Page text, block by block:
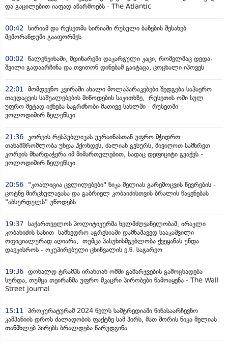
და გაცილებით იაფად აწარმოებს - The Atlantic
00:42
სირიამ და რუსეთმა სირიაში რუსული ბაზების შესახებ
მემორანდუმი გააფორმეს
00:02
წალენჯიხაში, მდინარეში დაკარგული კაცი, რომელმაც დედა-
შვილი გადაარჩინა და თვითონ დინებამ გაიტაცა, ცოცხალი იპოვეს
22:01
მომდევნო კვირაში ახალი მოლაპარაკებები შედგება საჰაერო
თავდაცვის საშუალებების მიწოდების საკითხზე, რუსეთის ომი სულ
უფრო მეტად იქნება საგრძნობი მათივე სახლში - რუსეთში -
ვოლოდიმირ ზელენსკი
21:36
კორეის რესპუბლიკას უკრაინასთან უფრო მჭიდრო
თანამშრომლობა უნდა ჰქონდეს, ძალიან გვსურს, მივიღოთ სამხრეთ
კორეის მხარდაჭერა იმ მიმართულებით, სადაც დეფიციტი გვაქვს -
ვოლოდიმირ ზელენსკი
20:56
"კოალიცია ცვლილებები" ნიკა მელიას გარემოცვის წევრების -
ცოტნე მირცხულავასა და გაბრიელ კობაიძისთვის ბრალის წაყენებას
"აბსურდულს" უწოდებს
19:37 საქართველოს პოლიტიკურმა ხელმძღვანელობამ, ირაკლი
კობახიძის სახით სამხედრო აგრესიაში დამნაშავედ სააკაშვილი
ოფიციალურად აღიარა, თუმცა პასუხისმგებლობა ქვეყანას უნდა
დაეკისროს - ოკუპირებული ცხინვალის ე.წ. საგარეო
19:36 დონალდ ტრამპს ირანთან ომში გამარჯვების გამოცხადება
სურდა, თუმცა თეირანმა უფრო მკაცრი პირობები წამოაყენა - The Wall
Street Journal
15:11
პროკურატურამ 2024 წელს სამტრედიაში წინასაარჩევნო
კამპანიის დროს ძალადობის ფაქტზე სამ პირს, მათ შორის ნიკა მელიას
თანმხლებ პირებს ბრალდება წარუდგინა